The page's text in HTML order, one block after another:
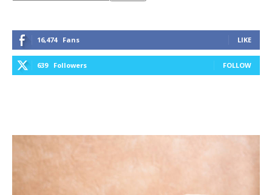
16,474 Fans LIKE
639 Followers FOLLOW